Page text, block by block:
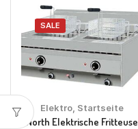
SALE
Elektro, Startseite
North Elektrische Fritteuse